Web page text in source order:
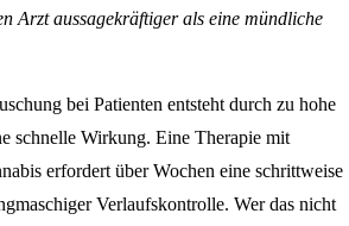
Arzt aussagekräftiger als eine mündliche
bei Patienten entsteht durch zu hohe
schnelle Wirkung. Eine Therapie mit
erfordert über Wochen eine schrittweise
Verlaufskontrolle. Wer das nicht